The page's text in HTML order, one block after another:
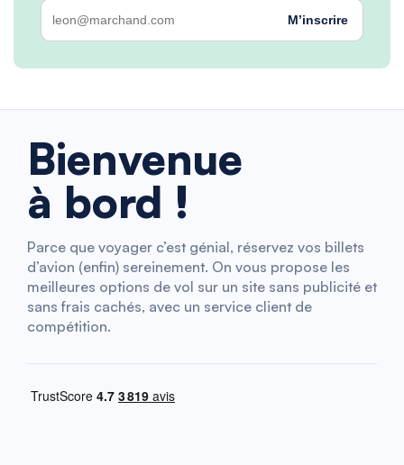
M’inscrire
Bienvenue
à bord !
Parce que voyager c’est génial, réservez vos billets
d’avion (enfin) sereinement. On vous propose les
meilleures options de vol sur un site sans publicité et
sans frais cachés, avec un service client de
compétition.